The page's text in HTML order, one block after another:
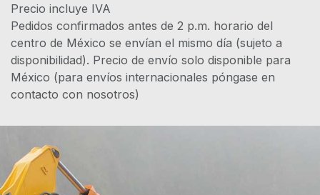
Precio incluye IVA
Pedidos confirmados antes de 2 p.m. horario del
centro de México se envían el mismo día (sujeto a
disponibilidad). Precio de envío solo disponible para
México (para envíos internacionales póngase en
contacto con nosotros)